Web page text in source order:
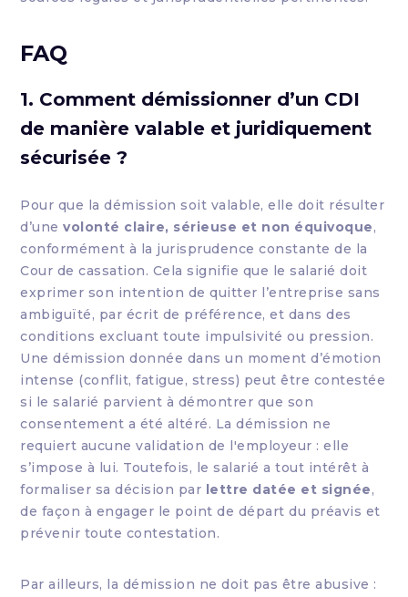
FAQ
1. Comment démissionner d’un CDI
de manière valable et juridiquement
sécurisée ?
Pour que la démission soit valable, elle doit résulter
d’unevolonté claire, sérieuse et non équivoque,
conformément à la jurisprudence constante de la
Cour de cassation. Cela signifie que le salarié doit
exprimer son intention de quitter l’entreprise sans
ambiguïté, par écrit de préférence, et dans des
conditions excluant toute impulsivité ou pression.
Une démission donnée dans un moment d’émotion
intense (conflit, fatigue, stress) peut être contestée
si le salarié parvient à démontrer que son
consentement a été altéré. La démission ne
requiert aucune validation de l'employeur : elle
s’impose à lui. Toutefois, le salarié a tout intérêt à
formaliser sa décision par lettre datée et signée,
de façon à engager le point de départ du préavis et
prévenir toute contestation.
Par ailleurs, la démission ne doit pas être abusive :